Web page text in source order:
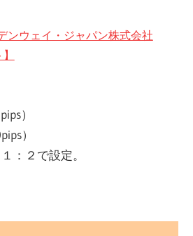
ンウェイ・ジャパン株式会社
）
）
：２で設定。